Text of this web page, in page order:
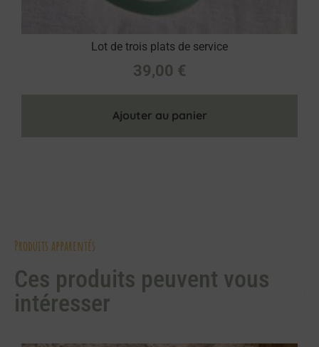
Lot de trois plats de service
39,00 €
Ajouter au panier
Produits apparentés
Ces produits peuvent vous
intéresser